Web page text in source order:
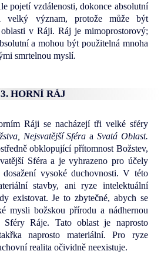
pojetí vzdálenosti, dokonce absolutní
velký význam, protože může být
v Ráji. Ráj je mimoprostorový;
a mohou být použitelná mnoha
smrtelnou myslí.
3. HORNÍ RÁJ
Ráji se nacházejí tři velké sféry
Nejsvatější Sféra a Svatá Oblast.
obklopující přítomnost Božstev,
Sféra a je vyhrazeno pro účely
vysoké duchovnosti. V této
stavby, ani ryze intelektuální
existovat. Je to zbytečné, abych se
mysli božskou přírodu a nádhernou
Sféry Ráje. Tato oblast je naprosto
naprosto materiální. Pro ryze
realita očividně neexistuje.